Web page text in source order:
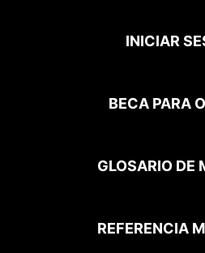
INICIAR
BECA PARA
GLOSARIO DE
REFERENCIA